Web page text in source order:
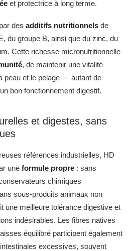
et protectrice à long terme.
des additifs nutritionnels de
du groupe B, ainsi que du zinc, du
Cette richesse micronutritionnelle
, de maintenir une vitalité
peau et le pelage — autant de
bon fonctionnement digestif.
et digestes, sans
références industrielles, HD
une formule propre : sans
chimiques
sous-produits animaux non
une meilleure tolérance digestive et
indésirables. Les fibres natives
équilibré participent également
excessives, souvent